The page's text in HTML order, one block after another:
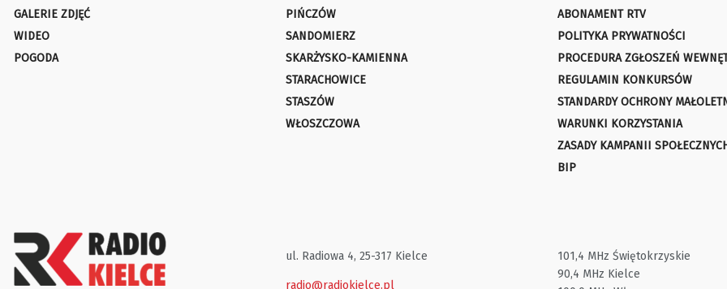
GALERIE ZDJĘĆ
WIDEO
POGODA
PIŃCZÓW
SANDOMIERZ
SKARŻYSKO-KAMIENNA
STARACHOWICE
STASZÓW
WŁOSZCZOWA
ABONAMENT RTV
POLITYKA PRYWATNOŚCI
PROCEDURA ZGŁOSZEŃ
REGULAMIN KONKURSÓW
STANDARDY OCHRONY
WARUNKI KORZYSTANIA
ZASADY KAMPANII
BIP
ul. Radiowa 4, 25-317 Kielce
radio@radiokielce.pl
101,4 MHz Świętokrzyskie
90,4 MHz Kielce